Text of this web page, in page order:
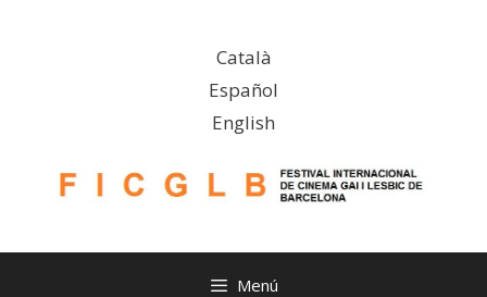
Català
Español
English
Menú